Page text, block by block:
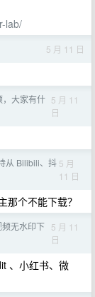
lab/
5 月 11 日
，大家有什 5 月 11
日
从 Bilibili、抖 5 月
11 日
那个不能下载？
无水印下 5 月 11
日
、小红书、微